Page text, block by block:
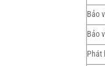
Bảo
Bảo
Phát